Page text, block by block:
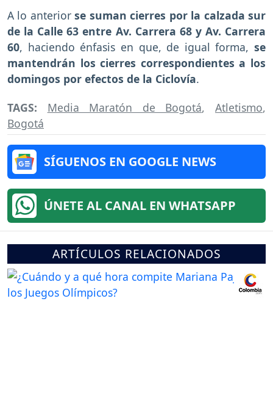
A lo anteriorse suman cierres por la calzada sur
de la Calle 63 entre Av. Carrera 68 y Av. Carrera
60, haciendo énfasis en que, de igual forma, se
mantendrán los cierres correspondientes a los
domingos por efectos de la Ciclovía.
TAGS: Media Maratón de Bogotá,Atletismo,
Bogotá
SÍGUENOS EN GOOGLE NEWS
ÚNETE AL CANAL EN WHATSAPP
ARTÍCULOS RELACIONADOS